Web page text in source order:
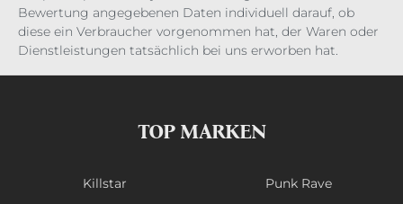
Bewertung angegebenen Daten individuell darauf, ob
diese ein Verbraucher vorgenommen hat, der Waren oder
Dienstleistungen tatsächlich bei uns erworben hat.
TOP MARKEN
Killstar Punk Rave